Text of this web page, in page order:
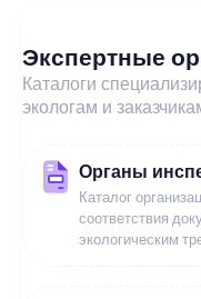
Экспертные
Каталоги
экологам и
Органы
Каталог
соответствия
экологическим